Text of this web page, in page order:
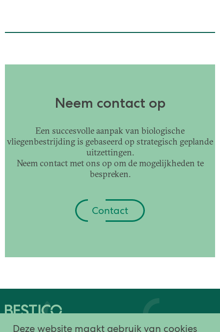
Neem contact op
Een succesvolle aanpak van biologische
vliegenbestrijding is gebaseerd op strategisch geplande
uitzettingen.
Neem contact met ons op om de mogelijkheden te
bespreken.
Contact
plaagdieren producten oplossingen werking
Deze website maakt gebruik van cookies